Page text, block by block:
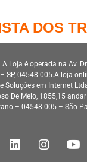
DOS
Loja é operada na Av.
SP, 04548-005.A loja
Soluções em Internet
De Melo, 1855,15
– 04548-005 – São